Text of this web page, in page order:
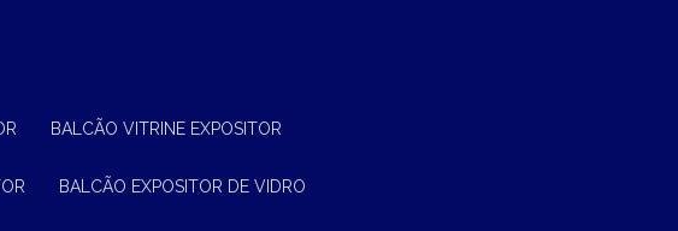
BALCÃO VITRINE EXPOSITOR
BALCÃO EXPOSITOR DE VIDRO